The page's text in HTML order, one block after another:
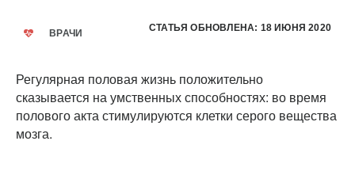
ВРАЧИ СТАТЬЯ ОБНОВЛЕНА: 18 ИЮНЯ 2020
Регулярная половая жизнь положительно
сказывается на умственных способностях: во время
полового акта стимулируются клетки серого вещества
мозга.